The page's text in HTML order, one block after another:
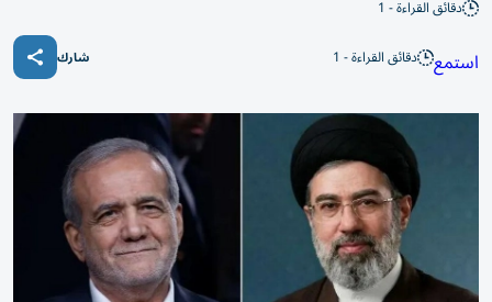
دقائق القراءة - 1
استمع دقائق القراءة - 1 شارك